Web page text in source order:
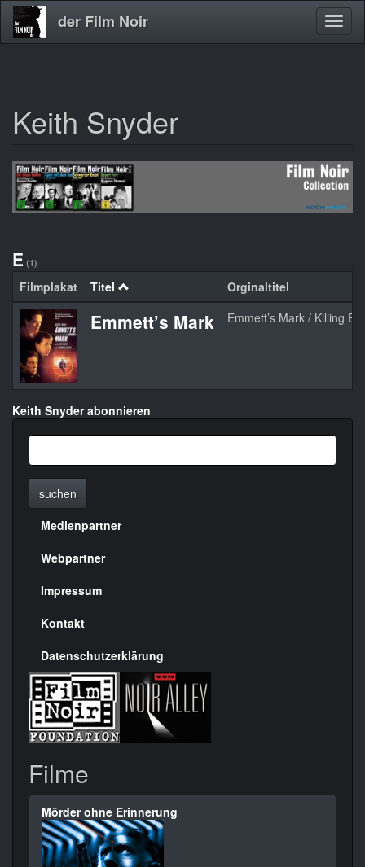
Direkt
zum
der Film Noir
Keith Snyder
E (1)
Filmplakat Titel Orginaltitel
Emmett’s Mark Emmett’s Mark / Killing
Keith Snyder abonnieren
suchen
Menülinks
rechte
Seite
Medienpartner
Webpartner
Impressum
Kontakt
Datenschutzerklärung
Filme
Mörder ohne Erinnerung